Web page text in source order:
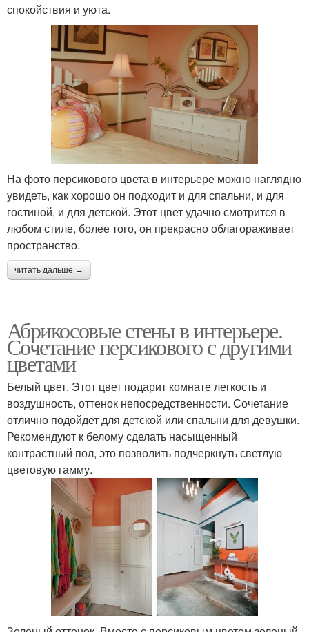
спокойствия и уюта.
На фото персикового цвета в интерьере можно наглядно
увидеть, как хорошо он подходит и для спальни, и для
гостиной, и для детской. Этот цвет удачно смотрится в
любом стиле, более того, он прекрасно облагораживает
пространство.
читать дальше →
Абрикосовые стены в интерьере.
Сочетание персикового с другими
цветами
Белый цвет. Этот цвет подарит комнате легкость и
воздушность, оттенок непосредственности. Сочетание
отлично подойдет для детской или спальни для девушки.
Рекомендуют к белому сделать насыщенный
контрастный пол, это позволить подчеркнуть светлую
цветовую гамму.